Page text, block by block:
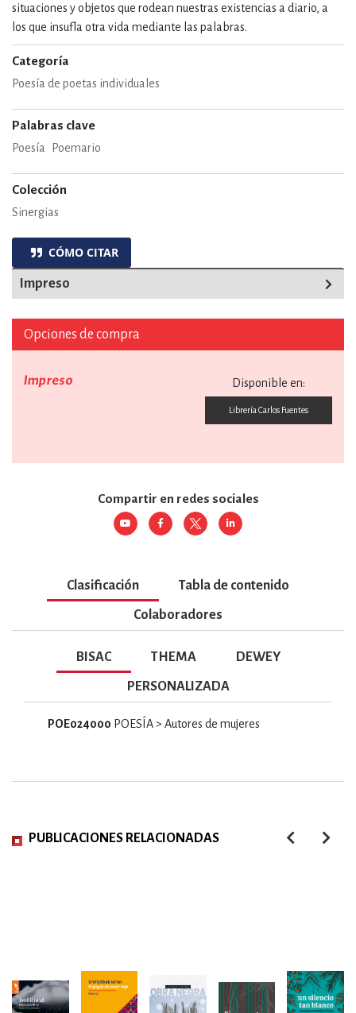
situaciones y objetos que rodean nuestras existencias a diario, a
los que insufla otra vida mediante las palabras.
Categoría
Poesía de poetas individuales
Palabras clave
Poesía Poemario
Colección
Sinergias
CÓMO CITAR
Impreso
Opciones de compra
Impreso Disponible en:
Librería Carlos Fuentes
Compartir en redes sociales
Clasificación Tabla de contenido
Colaboradores
BISAC THEMA DEWEY
PERSONALIZADA
POE024000 POESÍA > Autores de mujeres
PUBLICACIONES RELACIONADAS